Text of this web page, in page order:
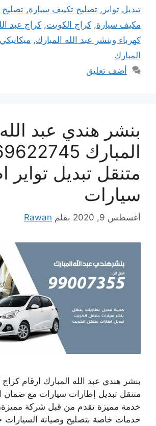
تبديل تواير , تصليح تكييف سيارة,
مكيف سيارة, كراج الكويت, كراج عبد
كهرباء وبنشر عبد الله المبارك,
المبارك
أضف تعليق
بنشر هندي عبد الله
متنقل تبديل تواير
سيارات
أغسطس 9, 2020 بقلم Rawan
بنشر هندي عبد الله المبارك ارقام كراج
متنقل تبديل إطارات سيارات مع ضمان
خدمة مميزة تقدم من قبل شركة مميزة،
خدمات خاصة بتصليح وصيانة السيارات